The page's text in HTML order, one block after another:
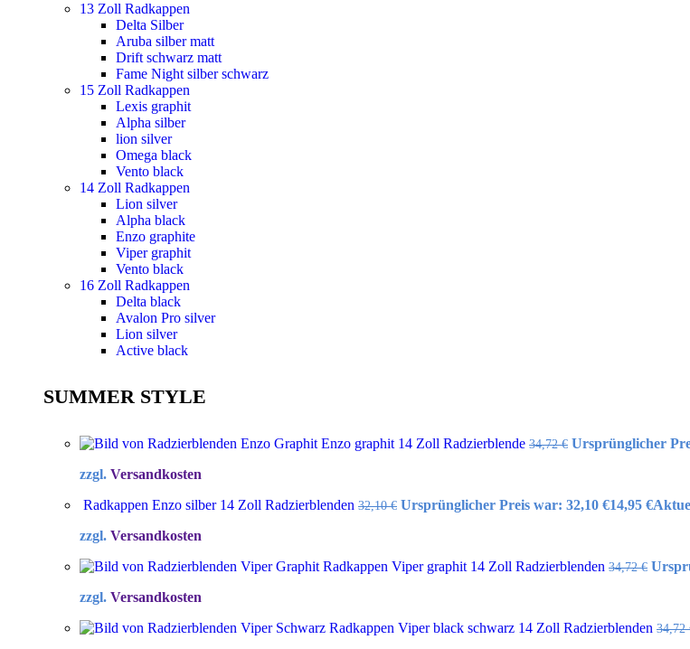
13 Zoll Radkappen
Delta Silber
Aruba silber matt
Drift schwarz matt
Fame Night silber schwarz
15 Zoll Radkappen
Lexis graphit
Alpha silber
lion silver
Omega black
Vento black
14 Zoll Radkappen
Lion silver
Alpha black
Enzo graphite
Viper graphit
Vento black
16 Zoll Radkappen
Delta black
Avalon Pro silver
Lion silver
Active black
SUMMER STYLE
Enzo graphit 14 Zoll Radzierblende 34,72€ Ursprünglicher
zzgl. Versandkosten
Radkappen Enzo silber 14 Zoll Radzierblenden 32,10€ Ursprünglicher Preis war: 32,10 €14,95 €
zzgl. Versandkosten
Radkappen Viper graphit 14 Zoll Radzierblenden 34,72€
zzgl. Versandkosten
Radkappen Viper black schwarz 14 Zoll Radzierblenden 34,72